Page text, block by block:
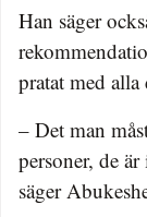
Han säger
pratat med alla
– Det man
personer, de
säger